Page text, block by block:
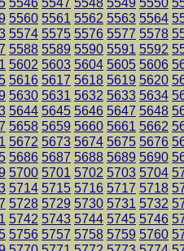
5560 5561 5562 5563 5564
5574 5575 5576 5577 5578
5588 5589 5590 5591 5592
5602 5603 5604 5605 5606
5616 5617 5618 5619 5620
5630 5631 5632 5633 5634
5644 5645 5646 5647 5648
5658 5659 5660 5661 5662
5672 5673 5674 5675 5676
5686 5687 5688 5689 5690
5700 5701 5702 5703 5704
5714 5715 5716 5717 5718
5728 5729 5730 5731 5732
5742 5743 5744 5745 5746
5756 5757 5758 5759 5760